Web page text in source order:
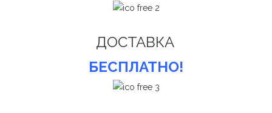
ДОСТАВКА
БЕСПЛАТНО!